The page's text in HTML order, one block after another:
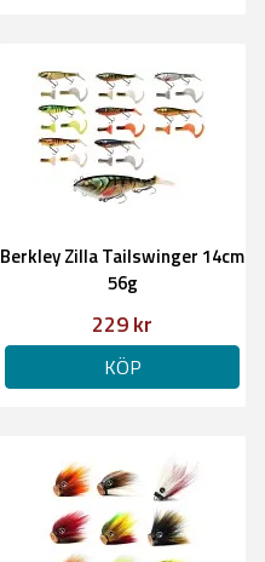
Berkley Zilla Tailswinger 14cm
56g
229 kr
KÖP